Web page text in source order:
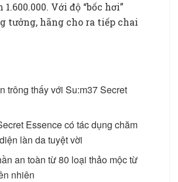
Với độ “bốc hơi”
tưởng, hãng cho ra tiếp chai
trông thấy với Su:m37 Secret
Essence có tác dụng chăm
làn da tuyệt vời
an toàn từ 80 loại thảo mộc từ
nhiên